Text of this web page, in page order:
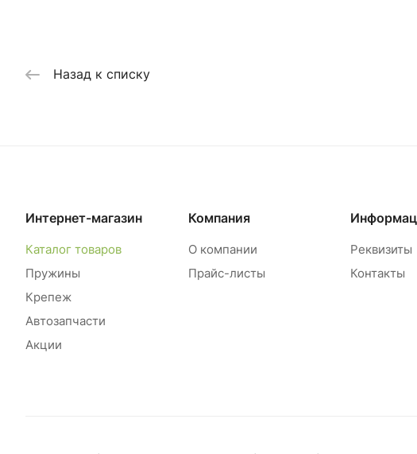
Назад к списку
Интернет-магазин
Каталог товаров
Пружины
Крепеж
Автозапчасти
Акции
Компания
О компании
Прайс-листы
Реквизиты
Контакты